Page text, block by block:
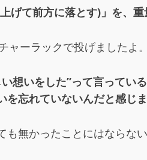
て前方に落とす)」を、重
ーラックで投げましたよ
いをした”って言ってい
忘れていないんだと感じま
無かったことにはならない